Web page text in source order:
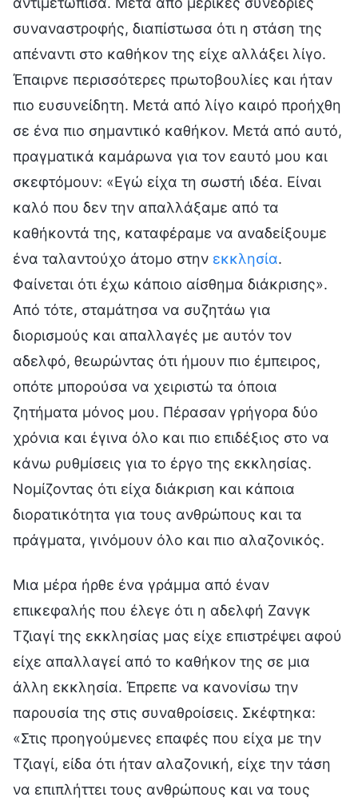
συναναστροφής, διαπίστωσα ότι η στάση της
απέναντι στο καθήκον της είχε αλλάξει λίγο.
Έπαιρνε περισσότερες πρωτοβουλίες και ήταν
πιο ευσυνείδητη. Μετά από λίγο καιρό προήχθη
σε ένα πιο σημαντικό καθήκον. Μετά από αυτό,
πραγματικά καμάρωνα για τον εαυτό μου και
σκεφτόμουν: «Εγώ είχα τη σωστή ιδέα. Είναι
καλό που δεν την απαλλάξαμε από τα
καθήκοντά της, καταφέραμε να αναδείξουμε
ένα ταλαντούχο άτομο στην εκκλησία.
Φαίνεται ότι έχω κάποιο αίσθημα διάκρισης».
Από τότε, σταμάτησα να συζητάω για
διορισμούς και απαλλαγές με αυτόν τον
αδελφό, θεωρώντας ότι ήμουν πιο έμπειρος,
οπότε μπορούσα να χειριστώ τα όποια
ζητήματα μόνος μου. Πέρασαν γρήγορα δύο
χρόνια και έγινα όλο και πιο επιδέξιος στο να
κάνω ρυθμίσεις για το έργο της εκκλησίας.
Νομίζοντας ότι είχα διάκριση και κάποια
διορατικότητα για τους ανθρώπους και τα
πράγματα, γινόμουν όλο και πιο αλαζονικός.
Μια μέρα ήρθε ένα γράμμα από έναν
επικεφαλής που έλεγε ότι η αδελφή Ζανγκ
Τζιαγί της εκκλησίας μας είχε επιστρέψει αφού
είχε απαλλαγεί από το καθήκον της σε μια
άλλη εκκλησία. Έπρεπε να κανονίσω την
παρουσία της στις συναθροίσεις. Σκέφτηκα:
«Στις προηγούμενες επαφές που είχα με την
Τζιαγί, είδα ότι ήταν αλαζονική, είχε την τάση
να επιπλήττει τους ανθρώπους και να τους